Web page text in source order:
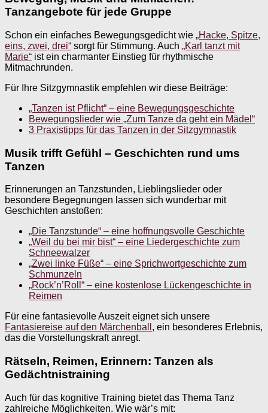
Tanzangebote für jede Gruppe
Schon ein einfaches Bewegungsgedicht wie „Hacke, Spitze,
eins, zwei, drei“ sorgt für Stimmung. Auch „Karl tanzt mit
Marie“ ist ein charmanter Einstieg für rhythmische
Mitmachrunden.
Für Ihre Sitzgymnastik empfehlen wir diese Beiträge:
„Tanzen ist Pflicht“ – eine Bewegungsgeschichte
Bewegungslieder wie „Zum Tanze da geht ein Mädel“
3 Praxistipps für das Tanzen in der Sitzgymnastik
Musik trifft Gefühl – Geschichten rund ums
Tanzen
Erinnerungen an Tanzstunden, Lieblingslieder oder
besondere Begegnungen lassen sich wunderbar mit
Geschichten anstoßen:
„Die Tanzstunde“ – eine hoffnungsvolle Geschichte
„Weil du bei mir bist“ – eine Liedergeschichte zum
Schneewalzer
„Zwei linke Füße“ – eine Sprichwortgeschichte zum
Schmunzeln
„Rock’n’Roll“ – eine kostenlose Lückengeschichte in
Reimen
Für eine fantasievolle Auszeit eignet sich unsere
Fantasiereise auf den Märchenball , ein besonderes Erlebnis,
das die Vorstellungskraft anregt.
Rätseln, Reimen, Erinnern: Tanzen als
Gedächtnistraining
Auch für das kognitive Training bietet das Thema Tanz
zahlreiche Möglichkeiten. Wie wär’s mit: